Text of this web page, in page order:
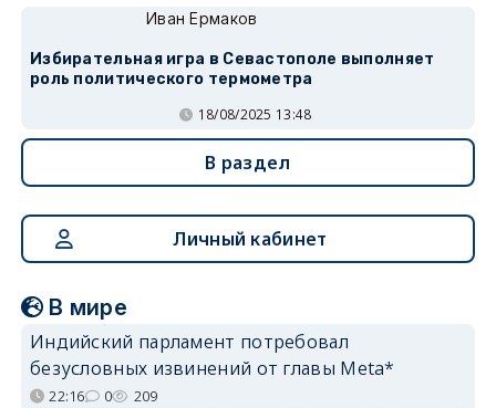
Иван Ермаков
Избирательная игра в Севастополе выполняет
роль политического термометра
18/08/2025 13:48
В раздел
Личный кабинет
В мире
Индийский парламент потребовал
безусловных извинений от главы Meta*
22:16 0 209